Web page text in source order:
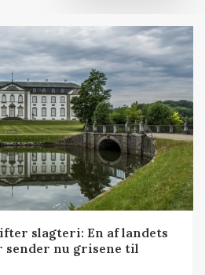
slagteri: En af landets
nu grisene til